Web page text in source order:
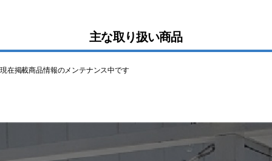
主な取り扱い商品
現在掲載商品情報のメンテナンス中です